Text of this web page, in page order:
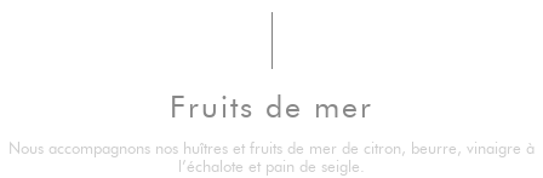
Fruits de mer
Nous accompagnons nos huîtres et fruits de mer de citron, beurre, vinaigre à
l’échalote et pain de seigle.